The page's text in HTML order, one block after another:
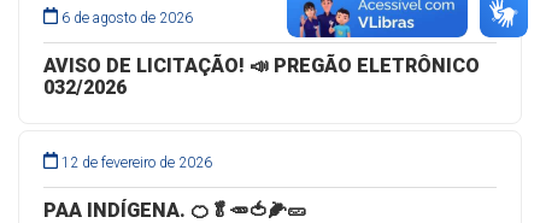
6 de agosto de 2026
AVISO DE LICITAÇÃO! 📣 PREGÃO ELETRÔNICO
032/2026
12 de fevereiro de 2026
PAA INDÍGENA. 🍊🥬🥕🍅🌽🥒